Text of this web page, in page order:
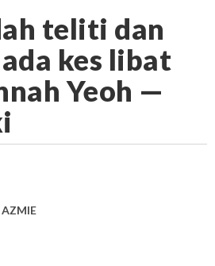
teliti dan
kes libat
Yeoh —